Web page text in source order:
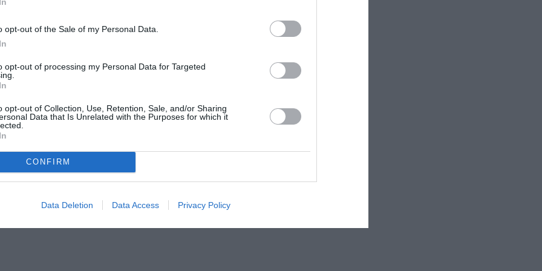
opt-out of the Sale of my Personal Data.
opt-out of processing my Personal Data for Targeted
opt-out of Collection, Use, Retention, Sale, and/or Sharing
Data that Is Unrelated with the Purposes for which it
CONFIRM
Data Deletion Data Access Privacy Policy
Παύλος Σούλης, Χρήστος Θεοδωρίδης